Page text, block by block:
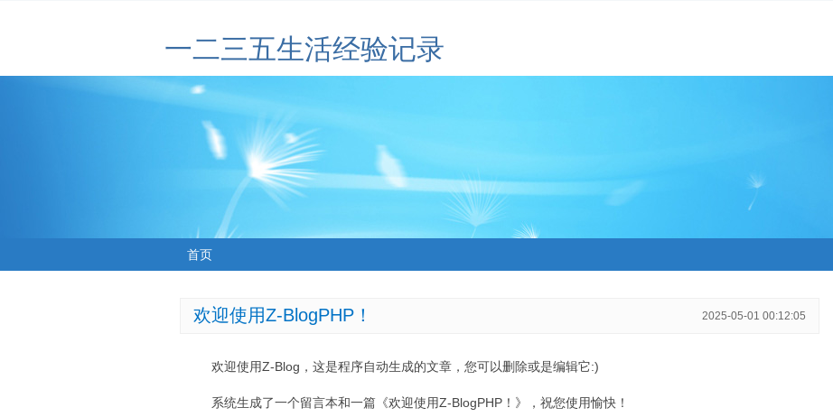
一二三五生活经验记录
首页
欢迎使用Z-BlogPHP！ 2025-05-01 00:12:05
欢迎使用Z-Blog，这是程序自动生成的文章，您可以删除或是编辑它:)
系统生成了一个留言本和一篇《欢迎使用Z-BlogPHP！》，祝您使用愉快！